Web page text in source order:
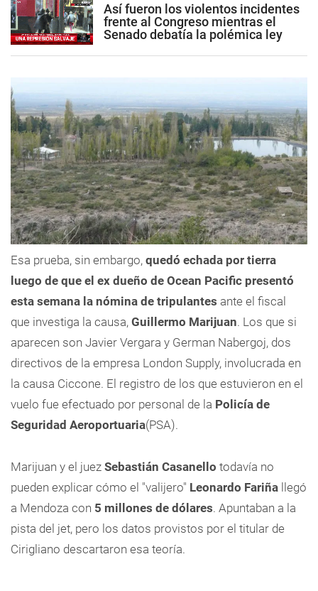
Así fueron los violentos incidentes
frente al Congreso mientras el
Senado debatía la polémica ley
Esa prueba, sin embargo, quedó echada por tierra
luego de que el ex dueño de Ocean Pacific presentó
esta semana la nómina de tripulantes ante el fiscal
que investiga la causa, Guillermo Marijuan. Los que si
aparecen son Javier Vergara y German Nabergoj, dos
directivos de la empresa London Supply, involucrada en
la causa Ciccone. El registro de los que estuvieron en el
vuelo fue efectuado por personal de la Policía de
Seguridad Aeroportuaria(PSA).
Marijuan y el juez Sebastián Casanello todavía no
pueden explicar cómo el "valijero" Leonardo Fariña llegó
a Mendoza con 5 millones de dólares. Apuntaban a la
pista del jet, pero los datos provistos por el titular de
Cirigliano descartaron esa teoría.